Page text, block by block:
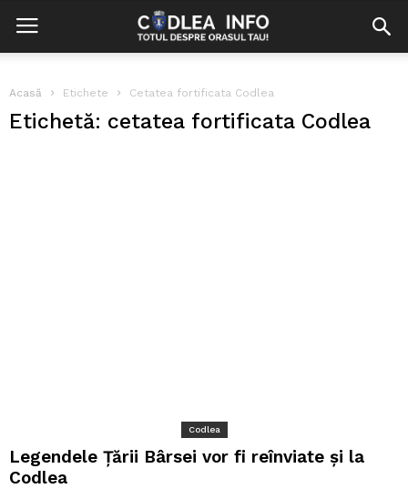
Acasă Etichete Cetatea fortificata Codlea
Etichetă: cetatea fortificata Codlea
Codlea
Legendele Țării Bârsei vor fi reînviate și la
Codlea